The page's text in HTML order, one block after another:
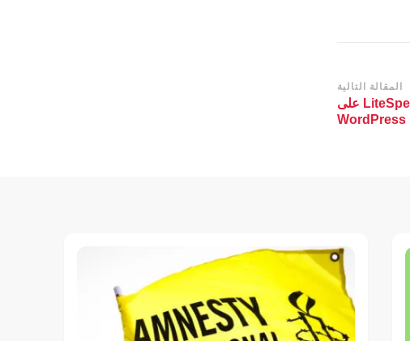
المقالة التالية
ثغرة خطيرة في إضافة LiteSpeed Cache على
WordPress